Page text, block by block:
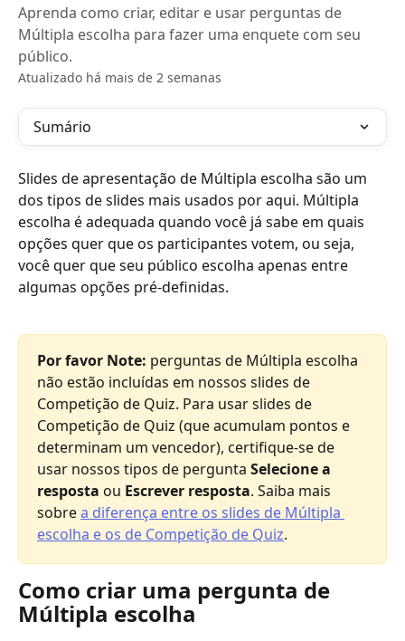
Aprenda como criar, editar e usar perguntas de
Múltipla escolha para fazer uma enquete com seu
público.
Atualizado há mais de 2 semanas
Sumário
Slides de apresentação de Múltipla escolha são um
dos tipos de slides mais usados por aqui. Múltipla
escolha é adequada quando você já sabe em quais
opções quer que os participantes votem, ou seja,
você quer que seu público escolha apenas entre
algumas opções pré-definidas.
Por favor Note: perguntas de Múltipla escolha
não estão incluídas em nossos slides de
Competição de Quiz. Para usar slides de
Competição de Quiz (que acumulam pontos e
determinam um vencedor), certifique-se de
usar nossos tipos de pergunta Selecione a
resposta ou Escrever resposta. Saiba mais
sobre a diferença entre os slides de Múltipla
escolha e os de Competição de Quiz.
Como criar uma pergunta de
Múltipla escolha